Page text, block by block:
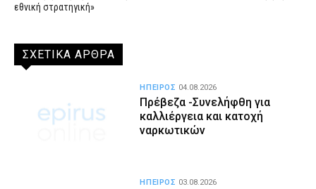
εθνική στρατηγική»
ΣΧΕΤΙΚΑ ΑΡΘΡΑ
Πρέβεζα -Συνελήφθη για
καλλιέργεια και κατοχή
ναρκωτικών
ΗΠΕΙΡΟΣ 04.08.2026
ΗΠΕΙΡΟΣ 03.08.2026